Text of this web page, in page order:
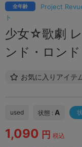
Project
ト
全年齢
少女☆歌劇
ンド・ロン
お気に入りアイテ
used 状態 : A
1,090 円 税込